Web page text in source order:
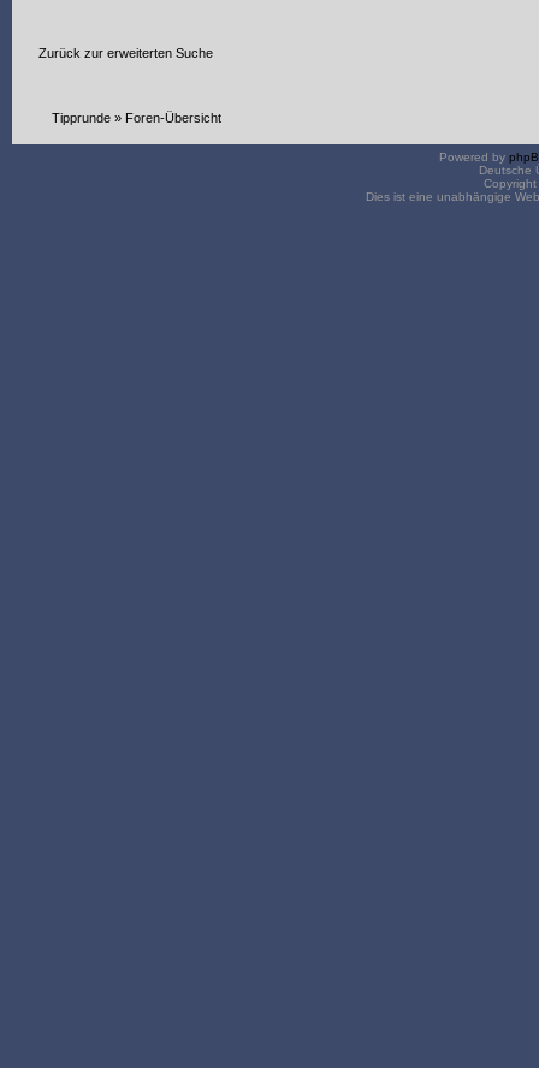
Zurück zur erweiterten Suche
Tipprunde » Foren-Übersicht
Powered by
Deutsche
Dies ist eine unabhängige